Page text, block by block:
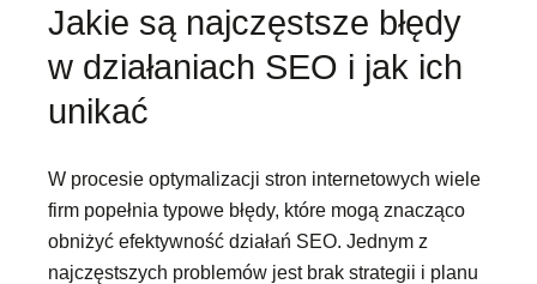
Jakie są najczęstsze błędy
w działaniach SEO i jak ich
unikać
W procesie optymalizacji stron internetowych wiele
firm popełnia typowe błędy, które mogą znacząco
obniżyć efektywność działań SEO. Jednym z
najczęstszych problemów jest brak strategii i planu